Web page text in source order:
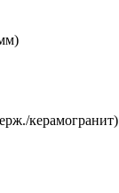
керамогранит)